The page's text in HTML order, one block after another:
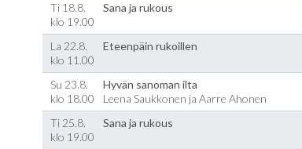
Ti 18.8.
klo 19.00
Sana ja rukous
La 22.8.
klo 11.00
Eteenpäin rukoillen
Su 23.8.
klo 18.00
Hyvän sanoman ilta
Leena Saukkonen ja Aarre Ahonen
Ti 25.8.
klo 19.00
Sana ja rukous